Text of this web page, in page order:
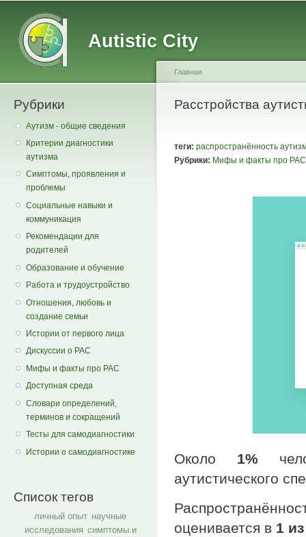
Autistic City
Рубрики
Аутизм - общие сведения
Критерии диагностики
аутизма
Симптомы, проявления и
проблемы
Социальные навыки и
коммуникация
Рекомендации для
родителей
Образование и обучение
Работа и трудоустройство
Отношения, любовь и
создание семьи
Истории от первого лица
Дискуссии о РАС
Мифы и факты про РАС
Доступная среда
Словари определений,
терминов и сокращений
Тесты для самодиагностики
Истории о самодиагностике
Список тегов
личный опыт научные
исследования симптомы и
You are here
Главная
Расстройства
теги: распространённость
Рубрики: Мифы и факты про РАС
Около 1%
аутистического
оценивается в 1